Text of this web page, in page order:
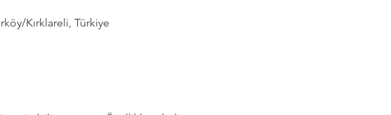
Kırklareli, Türkiye